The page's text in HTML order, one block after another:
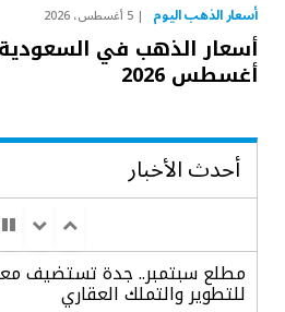
أسعار الذهب اليوم 5 أغسطس، 2026
أغسطس 2026
أحدث الأخبار
مطلع سبتمبر.. جدة تستضيف
للتطوير والتملك العقاري